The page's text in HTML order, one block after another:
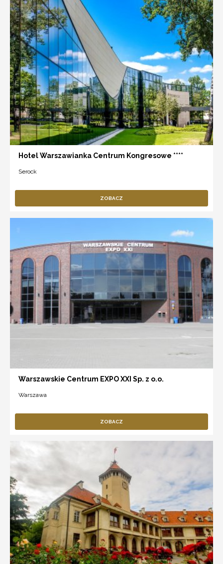
Hotel Warszawianka Centrum Kongresowe ****
Serock
ZOBACZ
Warszawskie Centrum EXPO XXI Sp. z o.o.
Warszawa
ZOBACZ